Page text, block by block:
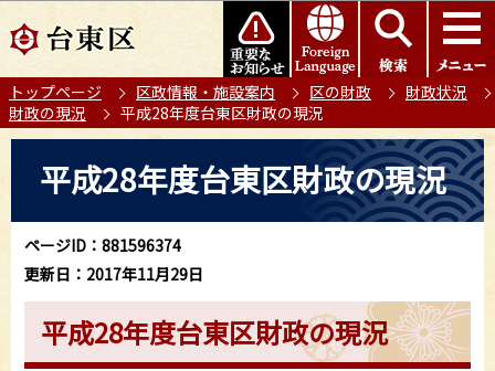
の
ー
ジ
このページの本文へ移動
トップページ 区政情報・施設案内 区の財政
財政状況
財政の現況
平成28年度台東区財政の現況
か
平成28年度台東区財政の現況
ページID：881596374
更新日：2017年11月29日
平成28年度台東区財政の現況